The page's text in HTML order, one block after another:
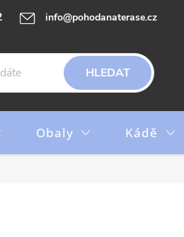
info@pohodanaterase.cz
HLEDAT
Obaly Kádě